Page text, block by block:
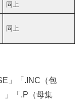
同上
同上
」「.INC（包
」「.P（母集